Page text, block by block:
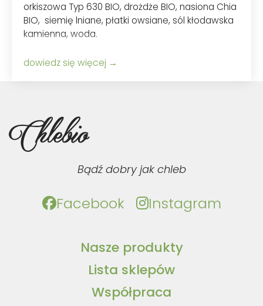
orkiszowa Typ 630 BIO, drożdże BIO, nasiona Chia
BIO, siemię lniane, płatki owsiane, sól kłodawska
kamienna, woda.
dowiedz się więcej
Bądź dobry jak chleb
Facebook Instagram
Nasze produkty
Lista sklepów
Współpraca